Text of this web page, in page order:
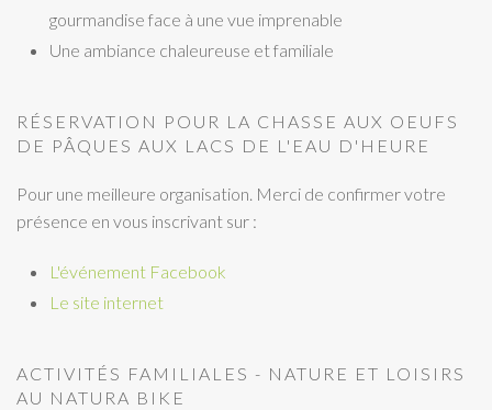
gourmandise face à une vue imprenable
Une ambiance chaleureuse et familiale
RÉSERVATION POUR LA CHASSE AUX OEUFS
DE PÂQUES AUX LACS DE L'EAU D'HEURE
Pour une meilleure organisation. Merci de confirmer votre
présence en vous inscrivant sur :
L'événement Facebook
Le site internet
ACTIVITÉS FAMILIALES - NATURE ET LOISIRS
AU NATURA BIKE